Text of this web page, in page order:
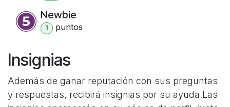
Newbie
1 puntos
Insignias
Además de ganar reputación con sus preguntas
y respuestas, recibirá insignias por su ayuda.Las